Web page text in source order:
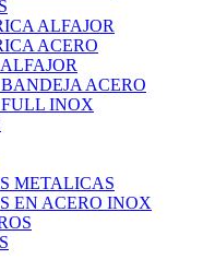
ALFAJOR
ACERO
ACERO
INOX
METALICAS
EN ACERO INOX